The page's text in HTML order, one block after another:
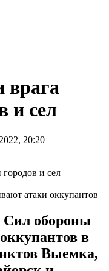
врага
и сел
20:20
атаки оккупантов
Сил обороны
в
Выемка,